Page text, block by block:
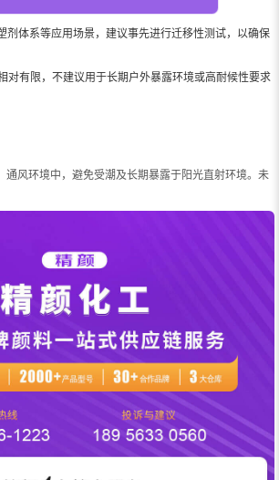
应用测试。
剂体系等应用场景，建议事先进行迁移性测试，以确保
对有限，不建议用于长期户外暴露环境或高耐候性要求
通风环境中，避免受潮及长期暴露于阳光直射环境。未